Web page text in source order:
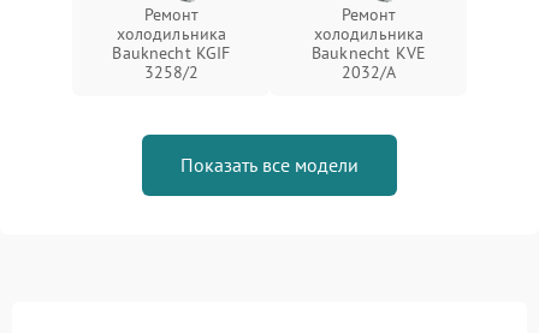
Ремонт
холодильника
Bauknecht KGIF
3258/2
Ремонт
холодильника
Bauknecht KVE
2032/A
Показать все модели